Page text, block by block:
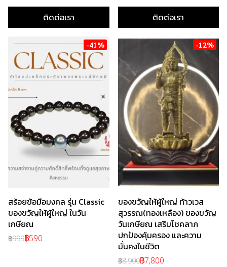
ติดต่อเรา
ติดต่อเรา
-41%
สร้อยข้อมือมงคล รุ่น Classic
ของขวัญให้ผู้ใหญ่ ในวัน
เกษียณ
฿999฿590
-12%
ของขวัญให้ผู้ใหญ่ ท้าวเวส
สุวรรณ(ทองเหลือง) ของขวัญ
วันเกษียณ เสริมโชคลาภ
ปกป้องคุ้มครอง และความ
มั่นคงในชีวิต
฿8,900฿7,800